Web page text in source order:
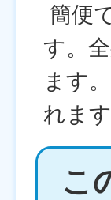
簡便
す。
ます
れます
こ